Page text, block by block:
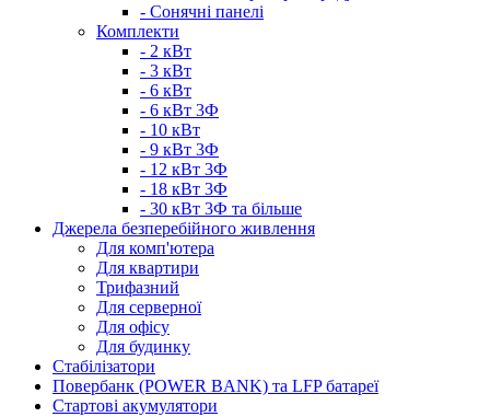
- Сонячні панелі
Комплекти
- 2 кВт
- 3 кВт
- 6 кВт
- 6 кВт 3Ф
- 10 кВт
- 9 кВт 3Ф
- 12 кВт 3Ф
- 18 кВт 3Ф
- 30 кВт 3Ф та більше
Джерела безперебійного живлення
Для комп'ютера
Для квартири
Трифазний
Для серверної
Для офісу
Для будинку
Стабілізатори
Повербанк (POWER BANK) та LFP батареї
Стартові акумулятори